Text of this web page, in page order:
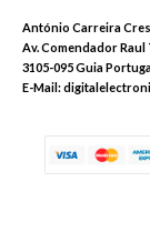
António Carreira
Av. Comendador Raul
3105-095 Guia
E-Mail: